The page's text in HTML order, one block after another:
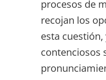
procesos de
recojan los
esta
contenciosos